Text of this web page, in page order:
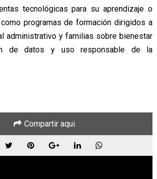
tecnológicas para su aprendizaje o
programas de formación dirigidos a
administrativo y familias sobre bienestar
de datos y uso responsable de la
Compartir aqui